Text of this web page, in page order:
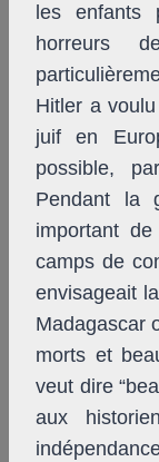
les enfants
horreurs
Hitler a
juif en
possible,
Pendant la
important
camps de
envisageait
Madagascar
morts et
veut dire
aux